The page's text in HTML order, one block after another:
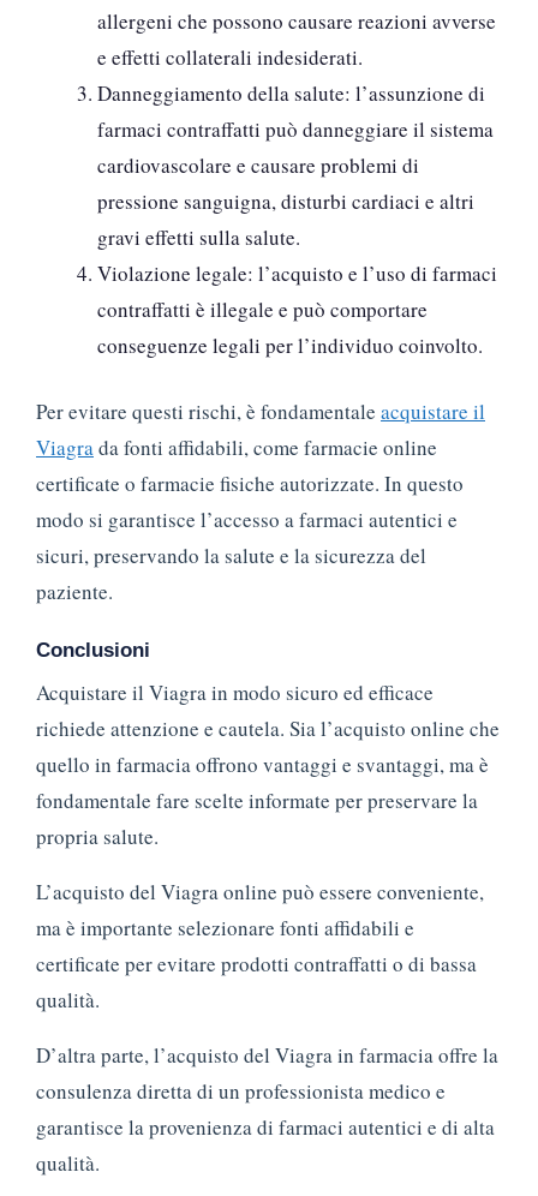
allergeni che possono causare reazioni avverse
e effetti collaterali indesiderati.
Danneggiamento della salute: l’assunzione di
farmaci contraffatti può danneggiare il sistema
cardiovascolare e causare problemi di
pressione sanguigna, disturbi cardiaci e altri
gravi effetti sulla salute.
Violazione legale: l’acquisto e l’uso di farmaci
contraffatti è illegale e può comportare
conseguenze legali per l’individuo coinvolto.
Per evitare questi rischi, è fondamentale acquistare il
Viagrada fonti affidabili, come farmacie online
certificate o farmacie fisiche autorizzate. In questo
modo si garantisce l’accesso a farmaci autentici e
sicuri, preservando la salute e la sicurezza del
paziente.
Conclusioni
Acquistare il Viagra in modo sicuro ed efficace
richiede attenzione e cautela. Sia l’acquisto online che
quello in farmacia offrono vantaggi e svantaggi, ma è
fondamentale fare scelte informate per preservare la
propria salute.
L’acquisto del Viagra online può essere conveniente,
ma è importante selezionare fonti affidabili e
certificate per evitare prodotti contraffatti o di bassa
qualità.
D’altra parte, l’acquisto del Viagra in farmacia offre la
consulenza diretta di un professionista medico e
garantisce la provenienza di farmaci autentici e di alta
qualità.